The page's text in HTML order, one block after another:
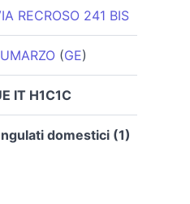
RECROSO 241 BIS
(GE)
IT H1C1C
domestici (1)